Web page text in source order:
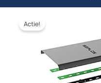
Actie!